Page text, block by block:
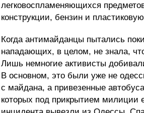
легковоспламеняющихся
конструкции, бензин и
Когда антимайданцы пытались
нападающих, в целом, не знала,
Лишь немногие активисты
В основном, это были уже не
с майдана, а привезенные
которых под прикрытием милиции